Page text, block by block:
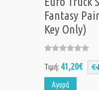
Fantasy
Key Only)
Τιμή: 41,20€
Αγορά